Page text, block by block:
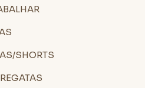
SHORTS